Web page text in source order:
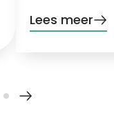
Lees meer